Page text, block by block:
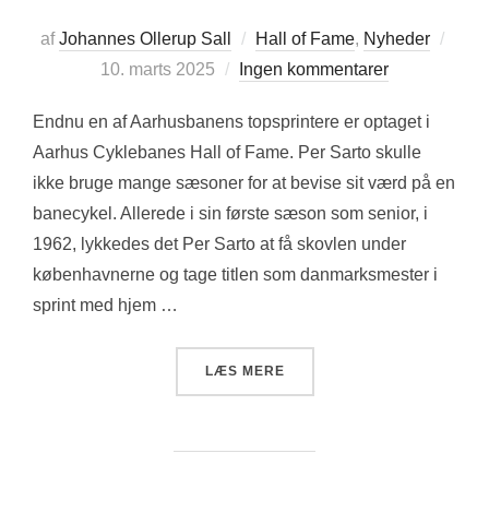
afJohannes Ollerup Sall Hall of Fame, Nyheder
10. marts 2025 Ingen kommentarer
Endnu en af Aarhusbanens topsprintere er optaget i
Aarhus Cyklebanes Hall of Fame. Per Sarto skulle
ikke bruge mange sæsoner for at bevise sit værd på en
banecykel. Allerede i sin første sæson som senior, i
1962, lykkedes det Per Sarto at få skovlen under
københavnerne og tage titlen som danmarksmester i
sprint med hjem …
LÆS MERE“PER SARTO I HALL OF